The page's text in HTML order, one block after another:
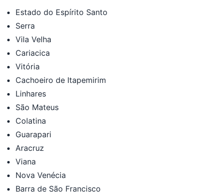
Estado do Espírito Santo
Serra
Vila Velha
Cariacica
Vitória
Cachoeiro de Itapemirim
Linhares
São Mateus
Colatina
Guarapari
Aracruz
Viana
Nova Venécia
Barra de São Francisco